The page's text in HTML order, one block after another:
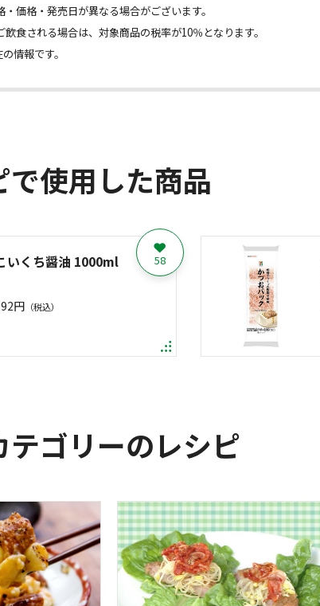
価格・発売日が異なる場合がございます。
食される場合は、対象商品の税率が10％となります。
情報です。
で使用した商品
いくち醤油 1000ml
円 （税込）
58
テゴリーのレシピ